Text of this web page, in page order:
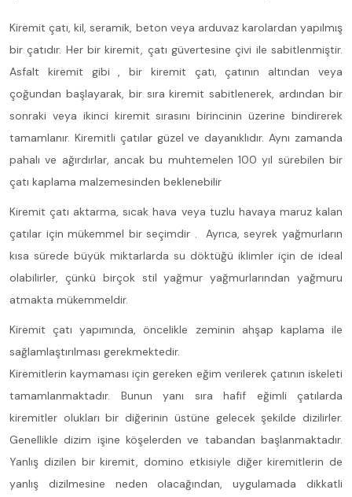
Kiremit çatı, kil, seramik, beton veya arduvaz karolardan yapılmış
bir çatıdır. Her bir kiremit, çatı güvertesine çivi ile sabitlenmiştir.
Asfalt kiremit gibi , bir kiremit çatı, çatının altından veya
çoğundan başlayarak, bir sıra kiremit sabitlenerek, ardından bir
sonraki veya ikinci kiremit sırasını birincinin üzerine bindirerek
tamamlanır. Kiremitli çatılar güzel ve dayanıklıdır. Aynı zamanda
pahalı ve ağırdırlar, ancak bu muhtemelen 100 yıl sürebilen bir
çatı kaplama malzemesinden beklenebilir
Kiremit çatı aktarma, sıcak hava veya tuzlu havaya maruz kalan
çatılar için mükemmel bir seçimdir . Ayrıca, seyrek yağmurların
kısa sürede büyük miktarlarda su döktüğü iklimler için de ideal
olabilirler, çünkü birçok stil yağmur yağmurlarından yağmuru
atmakta mükemmeldir.
Kiremit çatı yapımında, öncelikle zeminin ahşap kaplama ile
sağlamlaştırılması gerekmektedir.
Kiremitlerin kaymaması için gereken eğim verilerek çatının iskeleti
tamamlanmaktadır. Bunun yanı sıra hafif eğimli çatılarda
kiremitler olukları bir diğerinin üstüne gelecek şekilde dizilirler.
Genellikle dizim işine köşelerden ve tabandan başlanmaktadır.
Yanlış dizilen bir kiremit, domino etkisiyle diğer kiremitlerin de
yanlış dizilmesine neden olacağından, uygulamada dikkatli